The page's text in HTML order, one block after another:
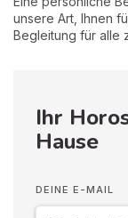
unsere Art, Ihnen
Begleitung für alle
Ihr
Hause
DEINE E-MAIL